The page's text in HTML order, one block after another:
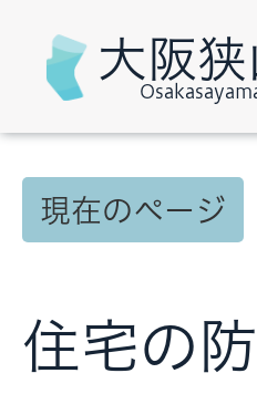
大阪
現在のページ
住宅の